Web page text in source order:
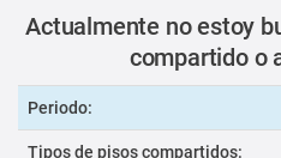
Actualmente no estoy
compartido o
Periodo:
Tipos de pisos compartidos: